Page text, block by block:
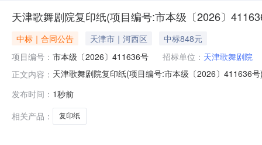
天津歌舞剧院复印纸(项目编号:市本级〔2026〕
中标｜合同公告 天津市｜河西区
中标848元
项目编号： 市本级〔2026〕411636号 招标单位： 天津歌舞剧院
正文内容： 天津歌舞剧院复印纸(项目编号:市本级〔2026〕411636
号联系方式：13920989319供应商（乙方）：天津市华
发布时间： 1秒前
相关产品：
复印纸